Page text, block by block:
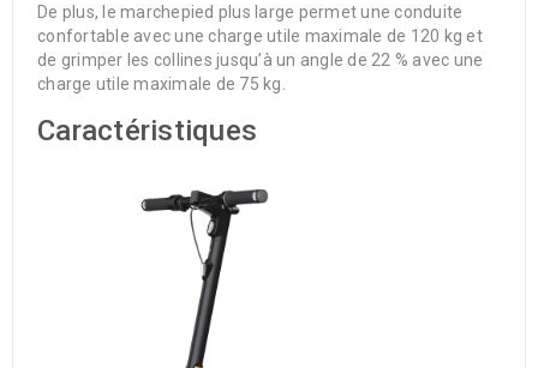
De plus, le marchepied plus large permet une conduite
confortable avec une charge utile maximale de 120 kg et
de grimper les collines jusqu’à un angle de 22 % avec une
charge utile maximale de 75 kg.
Caractéristiques